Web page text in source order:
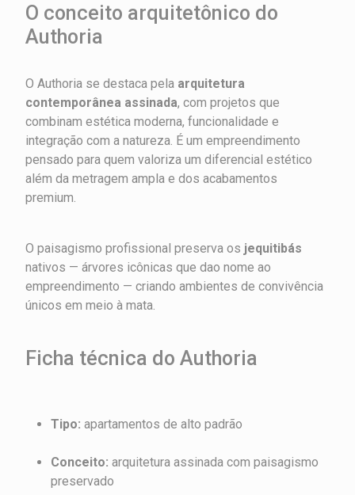
O conceito arquitetônico do
Authoria
O Authoria se destaca pela arquitetura
contemporânea assinada, com projetos que
combinam estética moderna, funcionalidade e
integração com a natureza. É um empreendimento
pensado para quem valoriza um diferencial estético
além da metragem ampla e dos acabamentos
premium.
O paisagismo profissional preserva os jequitibás
nativos — árvores icônicas que dao nome ao
empreendimento — criando ambientes de convivência
únicos em meio à mata.
Ficha técnica do Authoria
Tipo: apartamentos de alto padrão
Conceito: arquitetura assinada com paisagismo
preservado